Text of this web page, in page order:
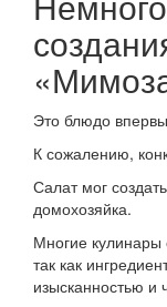
Это блюдо
К сожалению,
Салат мог
домохозяйка.
Многие кулинары
так как
изысканностью и